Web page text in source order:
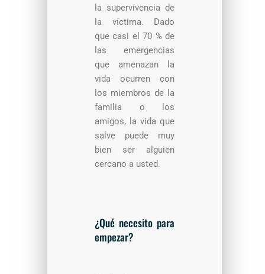
la supervivencia de
la víctima. Dado
que casi el 70 % de
las emergencias
que amenazan la
vida ocurren con
los miembros de la
familia o los
amigos, la vida que
salve puede muy
bien ser alguien
cercano a usted.
¿Qué necesito para
empezar?